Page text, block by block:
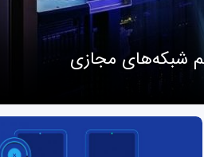
شبکه‌های مجازی